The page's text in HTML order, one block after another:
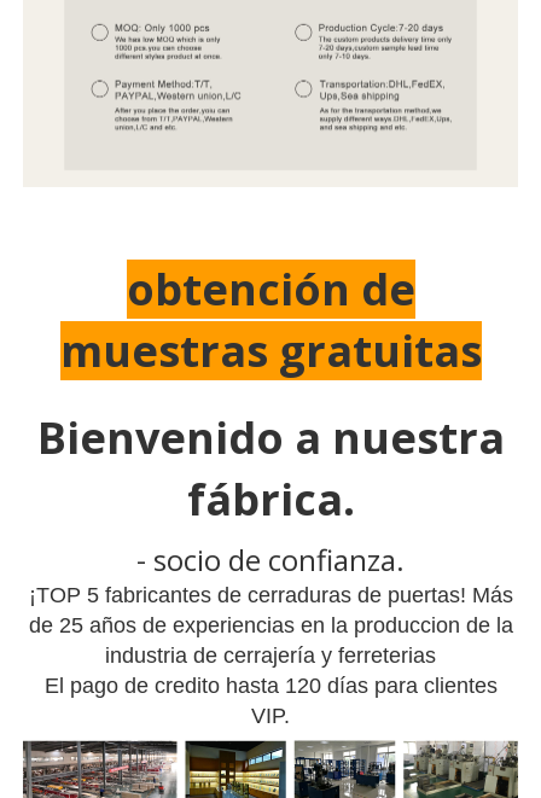
obtención de
muestras gratuitas
Bienvenido a nuestra
fábrica.
- socio de confianza.
¡TOP 5 fabricantes de cerraduras de puertas! Más
de 25 años de experiencias en la produccion de la
industria de cerrajería y ferreterias
El pago de credito hasta 120 días para clientes
VIP.